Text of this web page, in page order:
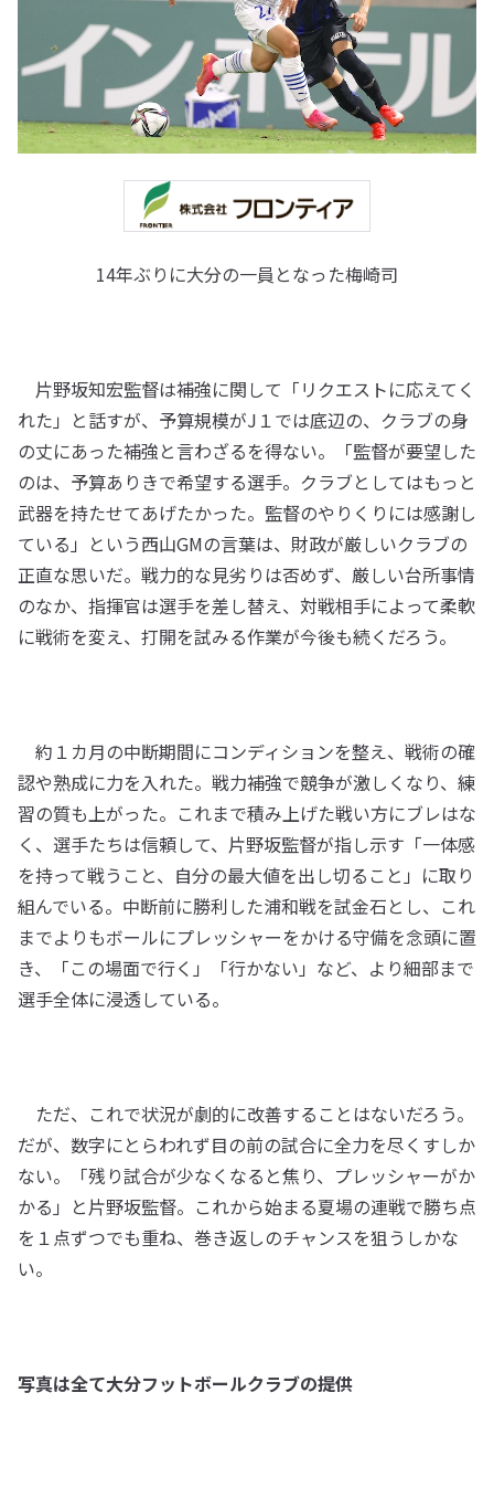
14年ぶりに大分の一員となった梅崎司
片野坂知宏監督は補強に関して「リクエストに応えてく
れた」と話すが、予算規模がJ１では底辺の、クラブの身
の丈にあった補強と言わざるを得ない。「監督が要望した
のは、予算ありきで希望する選手。クラブとしてはもっと
武器を持たせてあげたかった。監督のやりくりには感謝し
ている」という西山GMの言葉は、財政が厳しいクラブの
正直な思いだ。戦力的な見劣りは否めず、厳しい台所事情
のなか、指揮官は選手を差し替え、対戦相手によって柔軟
に戦術を変え、打開を試みる作業が今後も続くだろう。
約１カ月の中断期間にコンディションを整え、戦術の確
認や熟成に力を入れた。戦力補強で競争が激しくなり、練
習の質も上がった。これまで積み上げた戦い方にブレはな
く、選手たちは信頼して、片野坂監督が指し示す「一体感
を持って戦うこと、自分の最大値を出し切ること」に取り
組んでいる。中断前に勝利した浦和戦を試金石とし、これ
までよりもボールにプレッシャーをかける守備を念頭に置
き、「この場面で行く」「行かない」など、より細部まで
選手全体に浸透している。
ただ、これで状況が劇的に改善することはないだろう。
だが、数字にとらわれず目の前の試合に全力を尽くすしか
ない。「残り試合が少なくなると焦り、プレッシャーがか
かる」と片野坂監督。これから始まる夏場の連戦で勝ち点
を１点ずつでも重ね、巻き返しのチャンスを狙うしかな
い。
写真は全て大分フットボールクラブの提供